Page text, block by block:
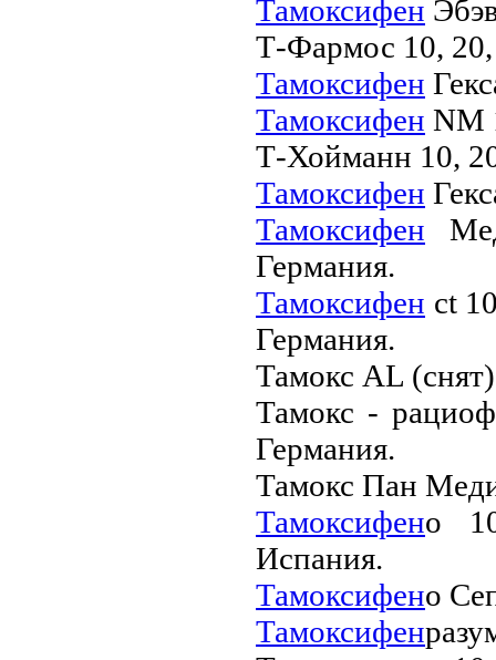
Тамоксифен
Т-Фармос 10, 20,
Тамоксифен
Тамоксифен NM
Т-Хойманн 10,
Тамоксифен
Тамоксифен
Германия.
Тамоксифен ct
Германия.
Тамокс AL
Тамокс -
Германия.
Тамокс Пан
Тамоксифено
Испания.
Тамоксифено
Тамоксифен